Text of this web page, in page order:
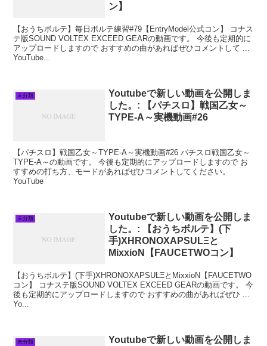
ン】
【おうちボルテ】毎日ボルテ練習#79【EntryModel公式コン】 コナス
テ版SOUND VOLTEX EXCEED GEARの動画です。 今後も定期的に
アップロードしますので おすすめの曲があればぜひコメントして ...
YouTube...
未分類
Youtubeで新しい動画を公開しま
した。: 【パチスロ】戦国乙女～
TYPE‐A～実機動画#26
【パチスロ】戦国乙女～TYPE‐A～実機動画#26 パチスロ戦国乙女～
TYPE‐A～の動画です。 今後も定期的にアップロードしますので お
すすめの打ち方、モードがあればぜひコメントしてください。
YouTube
未分類
Youtubeで新しい動画を公開しま
した。: 【おうちボルテ】(下
手)XHRONOXAPSULΞと
MixxioN【FAUCETWOコン】
【おうちボルテ】(下手)XHRONOXAPSULΞとMixxioN【FAUCETWO
コン】 コナステ版SOUND VOLTEX EXCEED GEARの動画です。 今
後も定期的にアップロードしますので おすすめの曲があればぜひ ...
Yo...
未分類
Youtubeで新しい動画を公開しま